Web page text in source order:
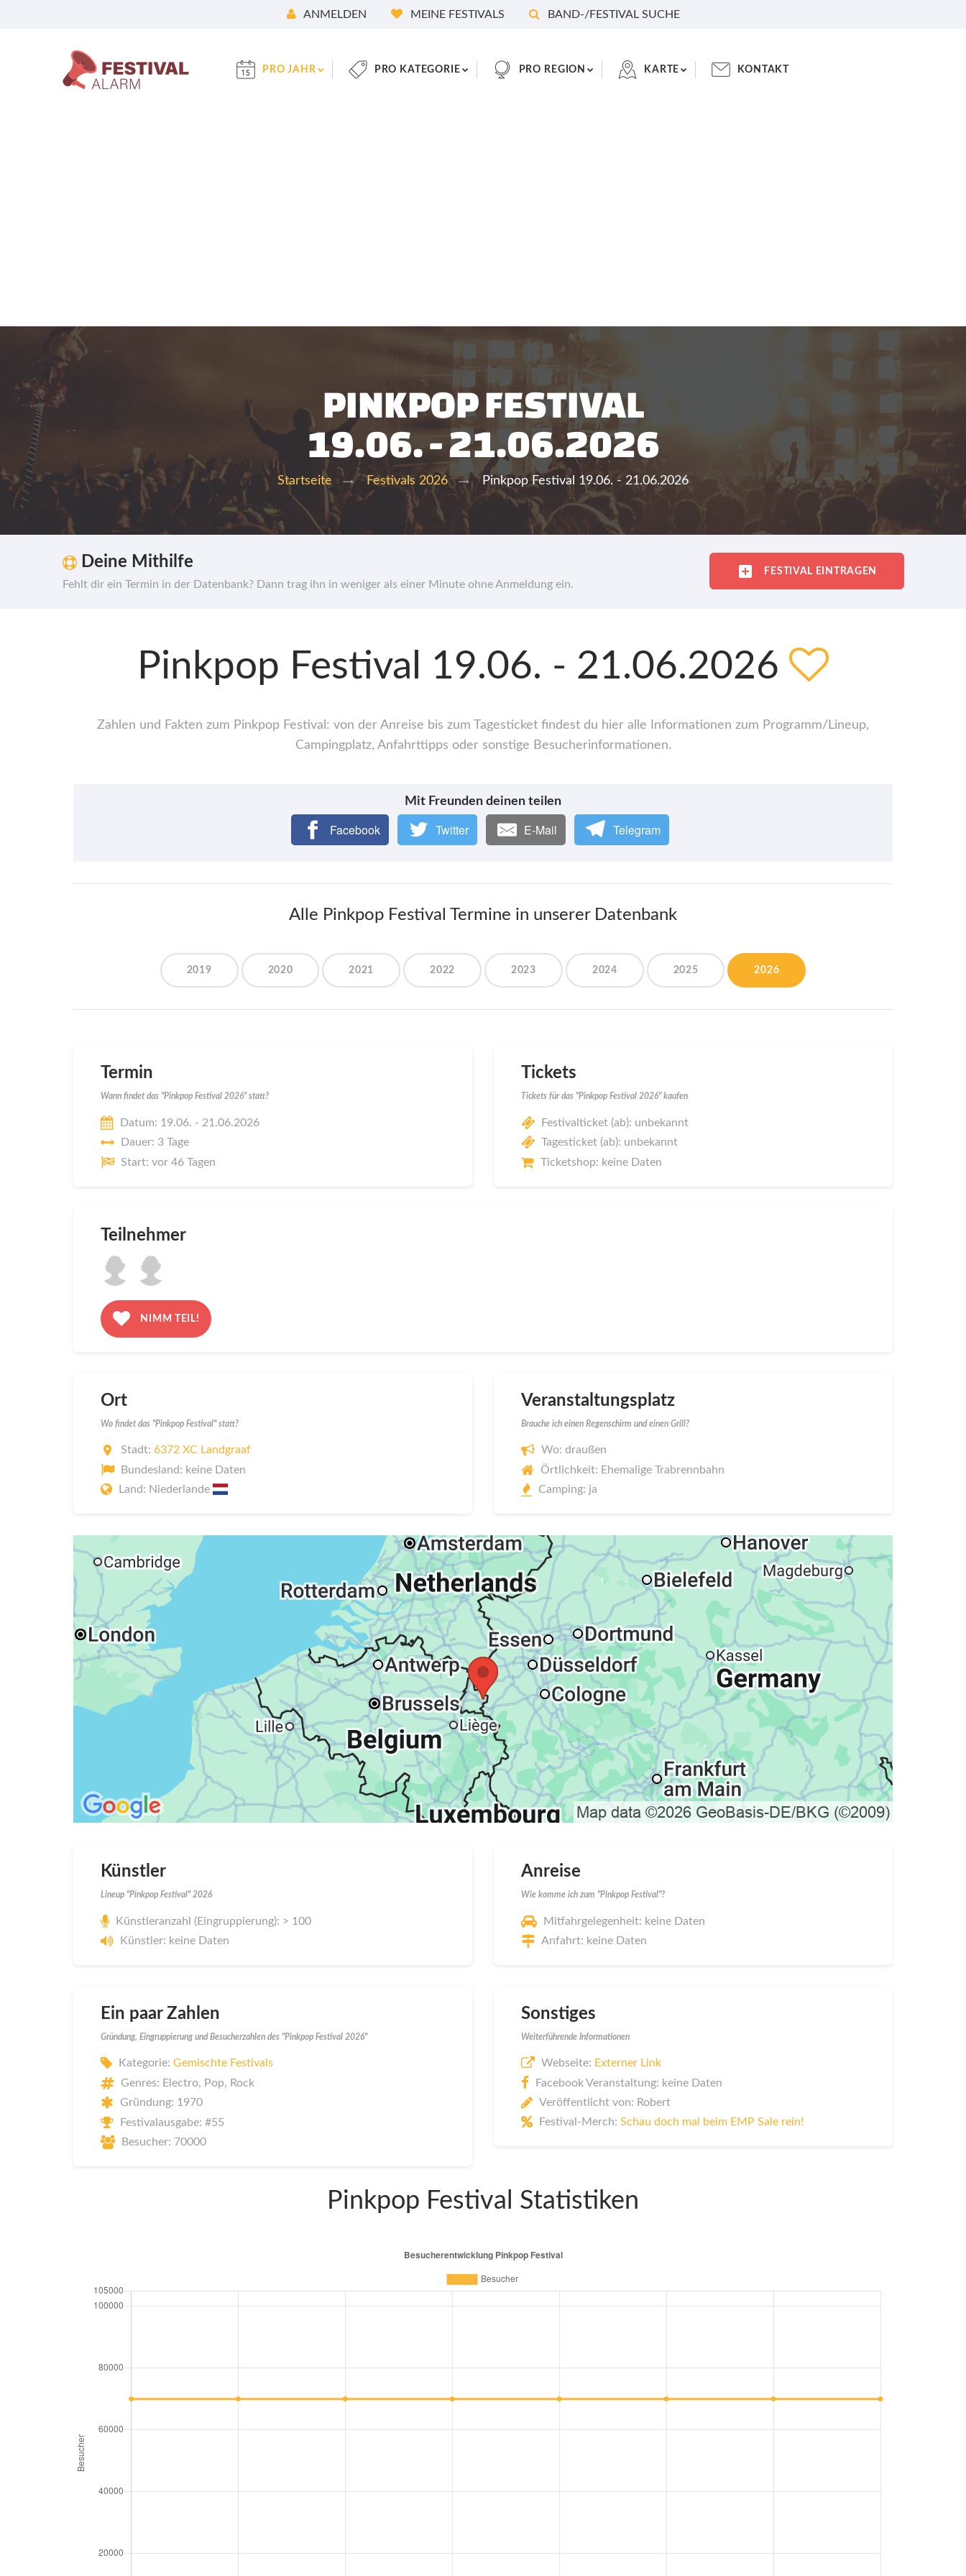
ANMELDEN MEINE FESTIVALS BAND-/FESTIVAL SUCHE
PRO JAHR PRO KATEGORIE PRO REGION KARTE KONTAKT
PINKPOP FESTIVAL
19.06. - 21.06.2026
Startseite Festivals 2026 Pinkpop Festival 19.06. - 21.06.2026
Deine Mithilfe
Fehlt dir ein Termin in der Datenbank? Dann trag ihn in weniger als einer Minute ohne Anmeldung ein.
FESTIVAL EINTRAGEN
Pinkpop Festival 19.06. - 21.06.2026
Zahlen und Fakten zum Pinkpop Festival: von der Anreise bis zum Tagesticket findest du hier alle Informationen zum Programm/Lineup,
Campingplatz, Anfahrttipps oder sonstige Besucherinformationen.
Mit Freunden deinen teilen
Facebook Twitter E-Mail Telegram
Alle Pinkpop Festival Termine in unserer Datenbank
2019 2020 2021 2022 2023 2024 2025 2026
Termin
Wann findet das "Pinkpop Festival 2026" statt?
Datum: 19.06. - 21.06.2026
Dauer: 3 Tage
Start: vor 46 Tagen
Tickets
Tickets für das "Pinkpop Festival 2026" kaufen
Festivalticket (ab): unbekannt
Tagesticket (ab): unbekannt
Ticketshop: keine Daten
Teilnehmer
NIMM TEIL!
Ort
Wo findet das "Pinkpop Festival" statt?
Stadt: 6372 XC Landgraaf
Bundesland: keine Daten
Land: Niederlande
Veranstaltungsplatz
Brauche ich einen Regenschirm und einen Grill?
Wo: draußen
Örtlichkeit: Ehemalige Trabrennbahn
Camping: ja
Künstler
Lineup "Pinkpop Festival" 2026
Künstleranzahl (Eingruppierung): > 100
Künstler: keine Daten
Anreise
Wie komme ich zum "Pinkpop Festival"?
Mitfahrgelegenheit: keine Daten
Anfahrt: keine Daten
Ein paar Zahlen
Gründung, Eingruppierung und Besucherzahlen des "Pinkpop Festival 2026"
Kategorie: Gemischte Festivals
Genres: Electro, Pop, Rock
Gründung: 1970
Festivalausgabe: #55
Besucher: 70000
Sonstiges
Weiterführende Informationen
Webseite: Externer Link
Facebook Veranstaltung: keine Daten
Veröffentlicht von: Robert
Festival-Merch: Schau doch mal beim EMP Sale rein!
Pinkpop Festival Statistiken